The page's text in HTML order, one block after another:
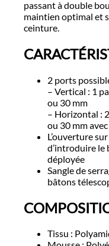
passant à double
maintien optimal et
ceinture.
2 ports
– Vertical : 1
ou 30 mm
– Horizontal :
ou 30 mm
L’ouverture
d’introduire le
déployée
Sangle de
bâtons
Tissu :